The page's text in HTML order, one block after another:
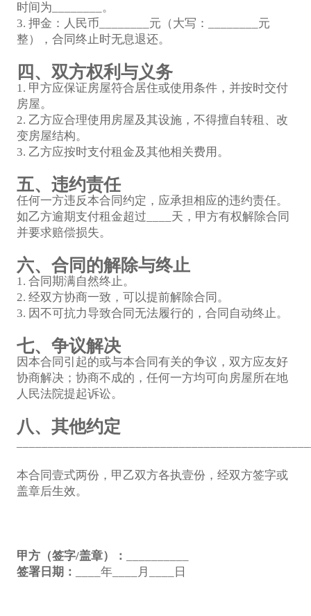
时间为________。
3. 押金：人民币________元（大写：________元
整），合同终止时无息退还。
四、双方权利与义务
1. 甲方应保证房屋符合居住或使用条件，并按时交付
房屋。
2. 乙方应合理使用房屋及其设施，不得擅自转租、改
变房屋结构。
3. 乙方应按时支付租金及其他相关费用。
五、违约责任
任何一方违反本合同约定，应承担相应的违约责任。
如乙方逾期支付租金超过____天，甲方有权解除合同
并要求赔偿损失。
六、合同的解除与终止
1. 合同期满自然终止。
2. 经双方协商一致，可以提前解除合同。
3. 因不可抗力导致合同无法履行的，合同自动终止。
七、争议解决
因本合同引起的或与本合同有关的争议，双方应友好
协商解决；协商不成的，任何一方均可向房屋所在地
人民法院提起诉讼。
八、其他约定
本合同壹式两份，甲乙双方各执壹份，经双方签字或
盖章后生效。
甲方（签字/盖章）：
签署日期：
____年____月____日